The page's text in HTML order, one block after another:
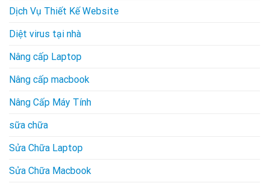
Dịch Vụ Thiết Kế Website
Diệt virus tại nhà
Nâng cấp Laptop
Nâng cấp macbook
Nâng Cấp Máy Tính
sữa chữa
Sửa Chữa Laptop
Sửa Chữa Macbook